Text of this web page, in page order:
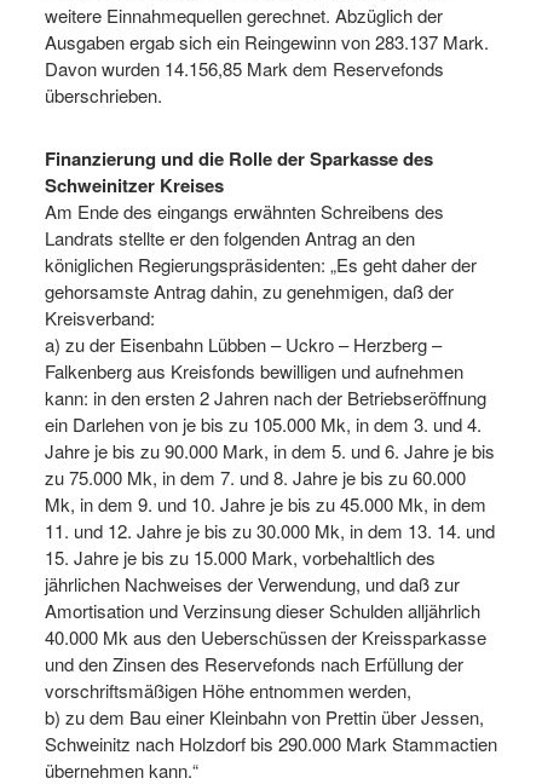
weitere Einnahmequellen gerechnet. Abzüglich der
Ausgaben ergab sich ein Reingewinn von 283.137 Mark.
Davon wurden 14.156,85 Mark dem Reservefonds
überschrieben.
Finanzierung und die Rolle der Sparkasse des
Schweinitzer Kreises
Am Ende des eingangs erwähnten Schreibens des
Landrats stellte er den folgenden Antrag an den
königlichen Regierungspräsidenten: „Es geht daher der
gehorsamste Antrag dahin, zu genehmigen, daß der
Kreisverband:
a) zu der Eisenbahn Lübben – Uckro – Herzberg –
Falkenberg aus Kreisfonds bewilligen und aufnehmen
kann: in den ersten 2 Jahren nach der Betriebseröffnung
ein Darlehen von je bis zu 105.000 Mk, in dem 3. und 4.
Jahre je bis zu 90.000 Mark, in dem 5. und 6. Jahre je bis
zu 75.000 Mk, in dem 7. und 8. Jahre je bis zu 60.000
Mk, in dem 9. und 10. Jahre je bis zu 45.000 Mk, in dem
11. und 12. Jahre je bis zu 30.000 Mk, in dem 13. 14. und
15. Jahre je bis zu 15.000 Mark, vorbehaltlich des
jährlichen Nachweises der Verwendung, und daß zur
Amortisation und Verzinsung dieser Schulden alljährlich
40.000 Mk aus den Ueberschüssen der Kreissparkasse
und den Zinsen des Reservefonds nach Erfüllung der
vorschriftsmäßigen Höhe entnommen werden,
b) zu dem Bau einer Kleinbahn von Prettin über Jessen,
Schweinitz nach Holzdorf bis 290.000 Mark Stammactien
übernehmen kann.“